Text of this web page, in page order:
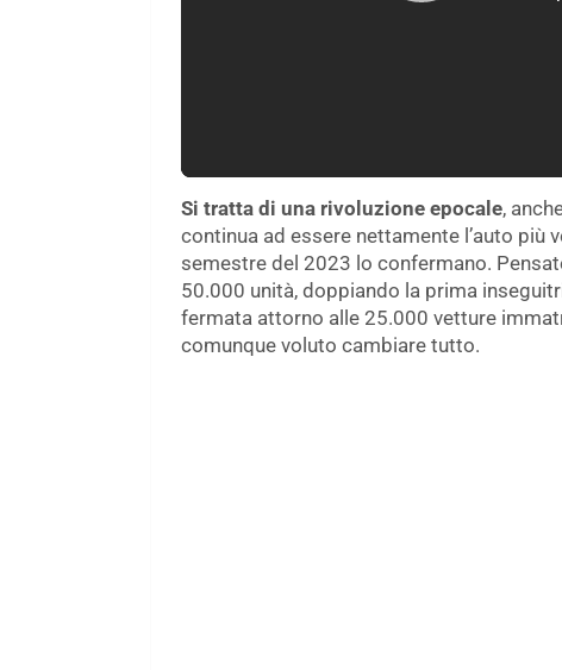
Si tratta di una rivoluzione epocale,
continua ad essere nettamente l’auto più
semestre del 2023 lo confermano.
50.000 unità, doppiando la prima
fermata attorno alle 25.000 vetture
comunque voluto cambiare tutto.